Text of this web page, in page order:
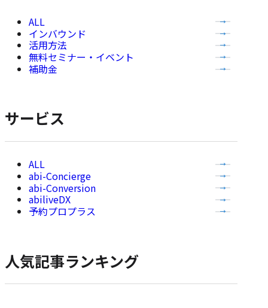
て
の
記
示
インバウンド
活用方法
無料セミナー・イベント
補助金
サービス
て
の
記
示
abi-Concierge
abi-Conversion
abiliveDX
予約プロプラス
人気記事ランキング